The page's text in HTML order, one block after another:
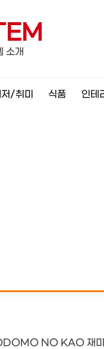
소개
/취미 식품 인테
NO KAO 재미